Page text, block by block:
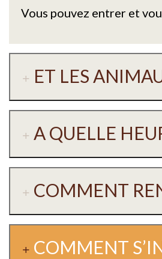
Vous pouvez entrer et
ET LES
A QUELLE
COMMENT
COMMENT